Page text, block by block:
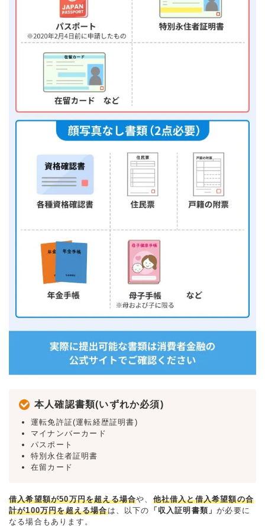
本人確認書類(いずれか必須)
運転免許証(運転経歴証明書)
マイナンバーカード
パスポート
特別永住者証明書
在留カード
借入希望額が50万円を超える場合や、 他社借入と借入希望額の合
計が100万円を超える場合は、以下の 「収入証明書類」が必要に
なる場合もあります。